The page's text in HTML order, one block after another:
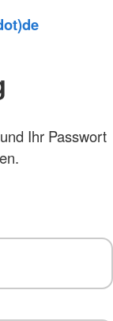
Ihr Passwort